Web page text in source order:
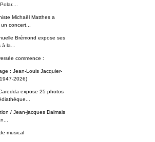
Michaël Matthes a
concert...
Brémond expose ses
la...
commence :
: Jean-Louis Jacquier-
2026)
expose 25 photos
/ Jean-jacques Dalmais
musical